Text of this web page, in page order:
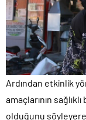
Ardından etkinlik
amaçlarının
olduğunu